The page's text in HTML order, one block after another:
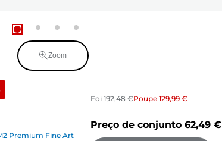
Zoom
Premium Fine Art
Foi192,48 €Poupe 129,99 €
Preço de conjunto 62,49 €